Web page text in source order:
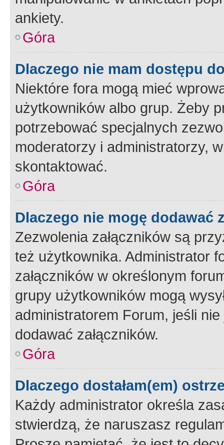
ankiety.
Góra
Dlaczego nie mam dostępu
Niektóre fora mogą mieć
użytkowników albo grup. Żeby
potrzebować specjalnych
moderatorzy i administratorzy,
skontaktować.
Góra
Dlaczego nie mogę dodawać
Zezwolenia załączników są
też użytkownika. Administrator
załączników w określonym
grupy użytkowników mogą
administratorem Forum, jeśli
dodawać załączników.
Góra
Dlaczego dostałam(em)
Każdy administrator określa
stwierdzą, że naruszasz